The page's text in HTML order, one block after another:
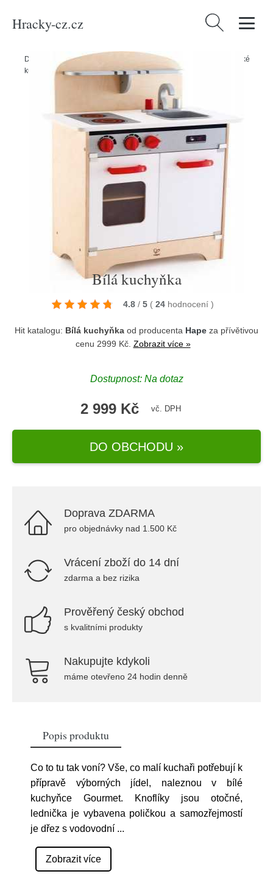
Hracky-cz.cz Vyhledávání
Domů Produkty/ Napodobovací hry
Dětské
kuchyňky a jídlo na hraní/Bílá kuchyňka
Bílá kuchyňka
4.8 / 5 ( 24 hodnocení )
Hit katalogu: Bílá kuchyňka od producenta Hape za přívětivou
cenu 2999 Kč. Zobrazit více »
Dostupnost: Na dotaz
2 999 Kč vč. DPH
DO OBCHODU »
Doprava ZDARMA
pro objednávky nad 1.500 Kč
Vrácení zboží do 14 dní
zdarma a bez rizika
Prověřený český obchod
s kvalitními produkty
Nakupujte kdykoli
máme otevřeno 24 hodin denně
Popis produktu
Co to tu tak voní? Vše, co malí kuchaři potřebují k
přípravě výborných jídel, naleznou v bílé
kuchyňce Gourmet. Knoflíky jsou otočné,
lednička je vybavena poličkou a samozřejmostí
je dřez s vodovodní ...
Zobrazit více